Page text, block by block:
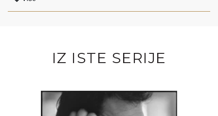
IZ ISTE SERIJE